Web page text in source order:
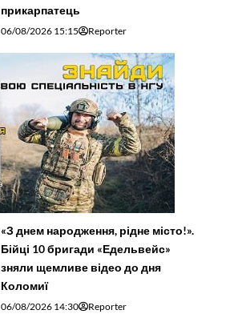
прикарпатець
06/08/2026 15:15 Reporter
«З днем народження, рідне місто!».
Бійці 10 бригади «Едельвейс»
зняли щемливе відео до дня
Коломиї
06/08/2026 14:30 Reporter